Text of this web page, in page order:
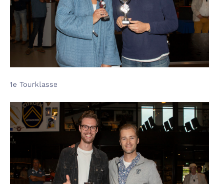
1e Tourklasse